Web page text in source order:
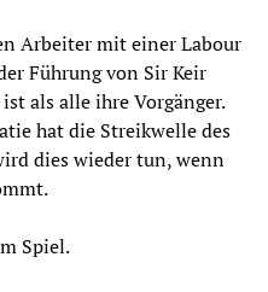
Arbeiter mit einer Labour
Führung von Sir Keir
als alle ihre Vorgänger.
hat die Streikwelle des
dies wieder tun, wenn
Spiel.